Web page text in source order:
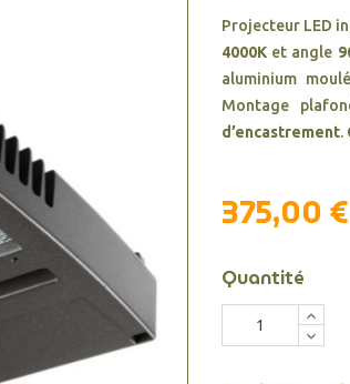
Projecteur LED
4000K et angle
aluminium
Montage
d’encastrement.
375,00 €
Quantité